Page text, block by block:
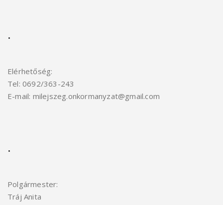
.
Elérhetőség:
Tel: 0692/363-243
E-mail: milejszeg.onkormanyzat@gmail.com
.
Polgármester:
Tráj Anita